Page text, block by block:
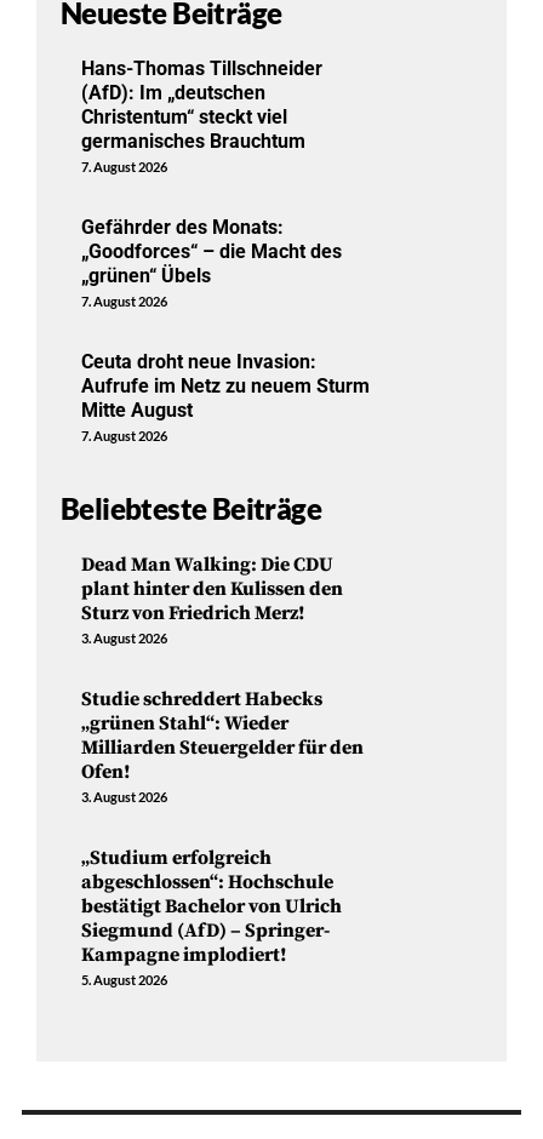
Neueste Beiträge
Hans-Thomas Tillschneider
(AfD): Im „deutschen
Christentum“ steckt viel
germanisches Brauchtum
7. August 2026
Gefährder des Monats:
„Goodforces“ – die Macht des
„grünen“ Übels
7. August 2026
Ceuta droht neue Invasion:
Aufrufe im Netz zu neuem Sturm
Mitte August
7. August 2026
Beliebteste Beiträge
Dead Man Walking: Die CDU
plant hinter den Kulissen den
Sturz von Friedrich Merz!
3. August 2026
Studie schreddert Habecks
„grünen Stahl“: Wieder
Milliarden Steuergelder für den
Ofen!
3. August 2026
„Studium erfolgreich
abgeschlossen“: Hochschule
bestätigt Bachelor von Ulrich
Siegmund (AfD) – Springer-
Kampagne implodiert!
5. August 2026